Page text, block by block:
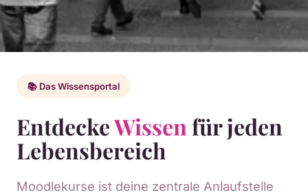
📚 Das Wissensportal
EntdeckeWissen für jeden
Lebensbereich
Moodlekurse ist deine zentrale Anlaufstelle